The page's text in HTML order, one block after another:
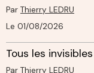
Par Thierry LEDRU
Le 01/08/2026
Tous les invisibles
Par Thierry LEDRU